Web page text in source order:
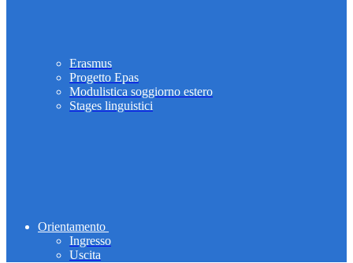
Erasmus
Progetto Epas
Modulistica soggiorno estero
Stages linguistici
Orientamento
Ingresso
Uscita